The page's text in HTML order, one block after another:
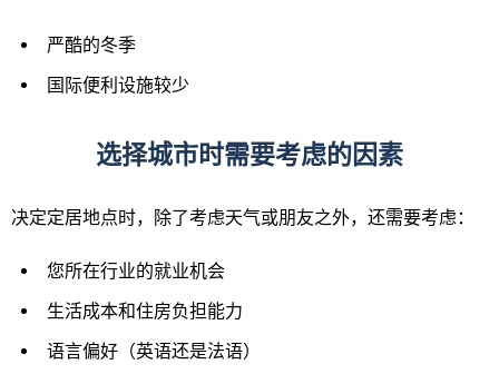
严酷的冬季
国际便利设施较少
选择城市时需要考虑的因素
决定定居地点时，除了考虑天气或朋友之外，还需要考虑：
您所在行业的就业机会
生活成本和住房负担能力
语言偏好（英语还是法语）